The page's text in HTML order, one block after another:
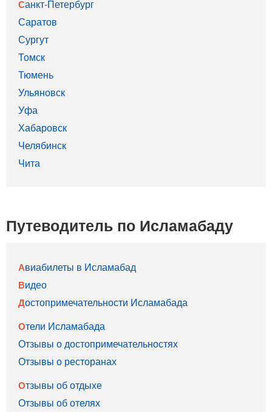
Санкт-Петербург
Саратов
Сургут
Томск
Тюмень
Ульяновск
Уфа
Хабаровск
Челябинск
Чита
Путеводитель по Исламабаду
Авиабилеты в Исламабад
Видео
Достопримечательности Исламабада
Отели Исламабада
Отзывы о достопримечательностях
Отзывы о ресторанах
Отзывы об отдыхе
Отзывы об отелях